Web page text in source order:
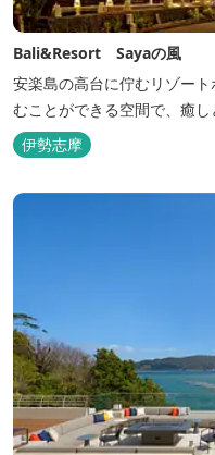
Bali&Resort Sayaの風
安楽島の高台に佇むリゾー
むことができる空間で、癒し
伊勢志摩